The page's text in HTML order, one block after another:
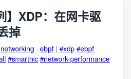
】XDP：在网卡驱
掉
networking · ebpf | #xdp#ebpf
#smartnic#network-performance